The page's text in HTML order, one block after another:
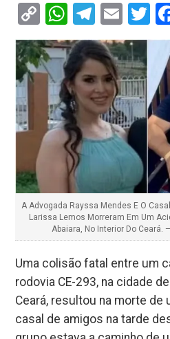
Copy
Link
WhatsApp
A Advogada Rayssa Mendes E O
Larissa Lemos Morreram Em Um
Abaiara, No Interior Do Ceará.
Uma colisão fatal entre um
rodovia CE-293, na cidade
Ceará, resultou na morte de
casal de amigos na tarde